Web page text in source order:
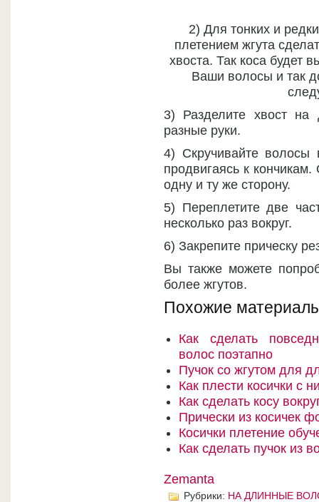
2) Для тонких и
плетением жгута
хвоста. Так коса будет
Ваши волосы и так
3) Разделите хвост на
разные руки.
4) Скручивайте волосы
продвигаясь к
одну и ту же сторону.
5) Переплетите две
несколько раз вокруг.
6) Закрепите прическу
Вы также можете
более жгутов.
Похожие
Как сделать
волос поэтапно
Пучок со жгутом для
Как плести косички с
Как сделать косу
Прически из косичек
Косички плетение
Как сделать пучок из
Zemanta
Рубрики: НА ДЛИННЫЕ